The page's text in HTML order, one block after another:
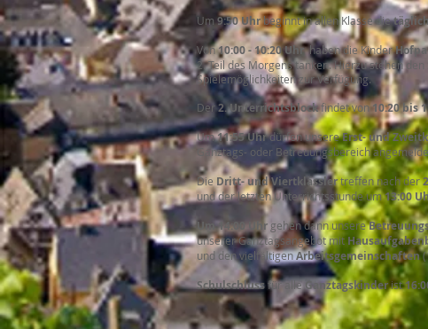
Um9:50 Uhr beginnt in allen Klasse die
Von10:00 - 10:20 Uhrhaben die Kinder
2. Teil des Morgens tanken. Hierzu stehen den
Spielemöglichkeiten zur Verfügung.
Der2. Unterrichtsblockfindet von 10:20 bis
Um11:55 Uhrdürfen unsereErst- und
Ganztags- oder Betreuungsbereich
Die Dritt- und Viertklässlertreffen nach der
und der letzten Unterrichtsstunde um13:00
Um 14:00 Uhr gehen dann unsere
unserer Ganztagsangebot mit
und den vielfältigenArbeitsgemeinschaften
Schulschlussfür alle Ganztagskinderist